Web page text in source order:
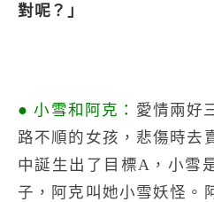
對呢？」
● 小雪和阿克： 愛情兩好
路不順的女孩，悲傷時去
中誕生出了目標A，小雪
子，阿克叫她小雪妖怪。